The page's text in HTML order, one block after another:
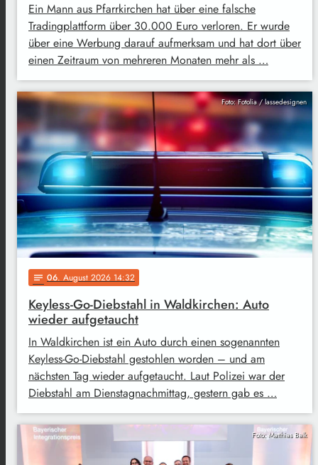
Ein Mann aus Pfarrkirchen hat über eine falsche
Tradingplattform über 30.000 Euro verloren. Er wurde
über eine Werbung darauf aufmerksam und hat dort über
einen Zeitraum von mehreren Monaten mehr als …
Foto: Fotolia / lassedesignen
notes 06. August 2026 14:32
Keyless-Go-Diebstahl in Waldkirchen: Auto
wieder aufgetaucht
In Waldkirchen ist ein Auto durch einen sogenannten
Keyless-Go-Diebstahl gestohlen worden – und am
nächsten Tag wieder aufgetaucht. Laut Polizei war der
Diebstahl am Dienstagnachmittag, gestern gab es …
Foto: Matthias Balk